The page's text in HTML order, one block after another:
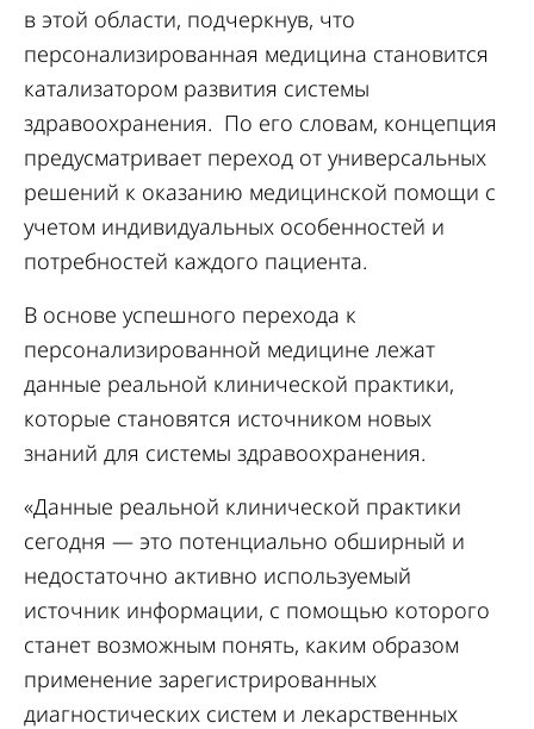
в этой области, подчеркнув, что
персонализированная медицина становится
катализатором развития системы
здравоохранения. По его словам, концепция
предусматривает переход от универсальных
решений к оказанию медицинской помощи с
учетом индивидуальных особенностей и
потребностей каждого пациента.
В основе успешного перехода к
персонализированной медицине лежат
данные реальной клинической практики,
которые становятся источником новых
знаний для системы здравоохранения.
«Данные реальной клинической практики
сегодня — это потенциально обширный и
недостаточно активно используемый
источник информации, с помощью которого
станет возможным понять, каким образом
применение зарегистрированных
диагностических систем и лекарственных